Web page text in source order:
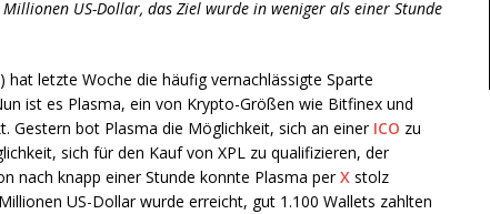
US-Dollar, das Ziel wurde in weniger als einer Stunde
hat letzte Woche die häufig vernachlässigte Sparte
ist es Plasma, ein von Krypto-Größen wie Bitfinex und
Gestern bot Plasma die Möglichkeit, sich an einer ICO zu
sich für den Kauf von XPL zu qualifizieren, der
nach knapp einer Stunde konnte Plasma perX stolz
US-Dollar wurde erreicht, gut 1.100 Wallets zahlten